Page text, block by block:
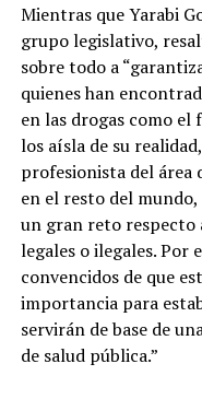
Mientras que Yarabi
grupo legislativo,
sobre todo a
quienes han
en las drogas como
los aísla de su
profesionista del área
en el resto del
un gran reto respecto
legales o ilegales. Por
convencidos de que
importancia para
servirán de base de
de salud pública.”